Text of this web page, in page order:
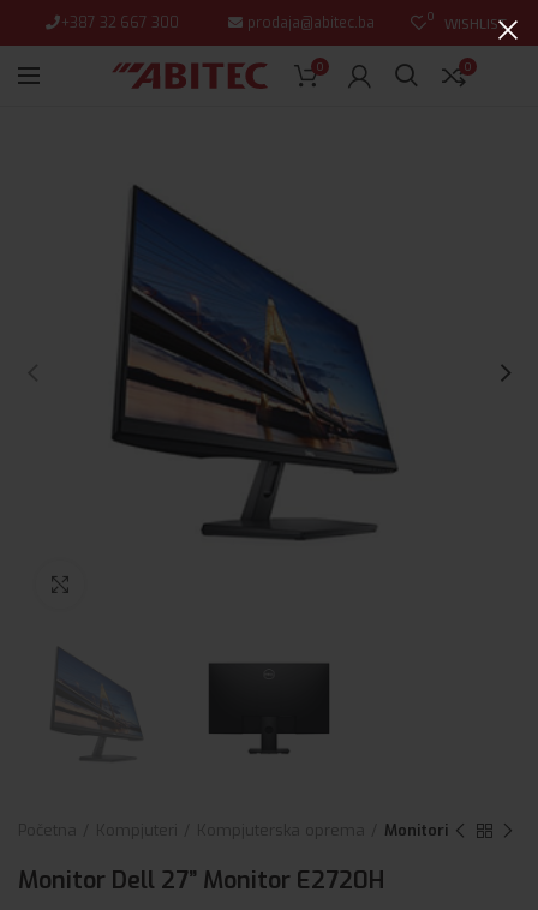
+387 32 667 300 prodaja@abitec.ba 0 WISHLIST
0 0
Monitori
Monitor Dell 27” Monitor E2720H